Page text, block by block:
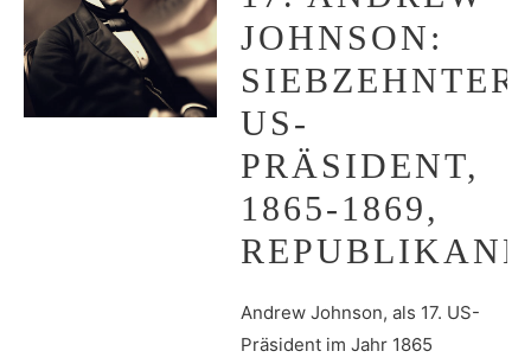
JOHNSON:
SIEBZEHNTER
US-
PRÄSIDENT,
1865-1869,
Andrew Johnson, als 17. US-
Präsident im Jahr 1865